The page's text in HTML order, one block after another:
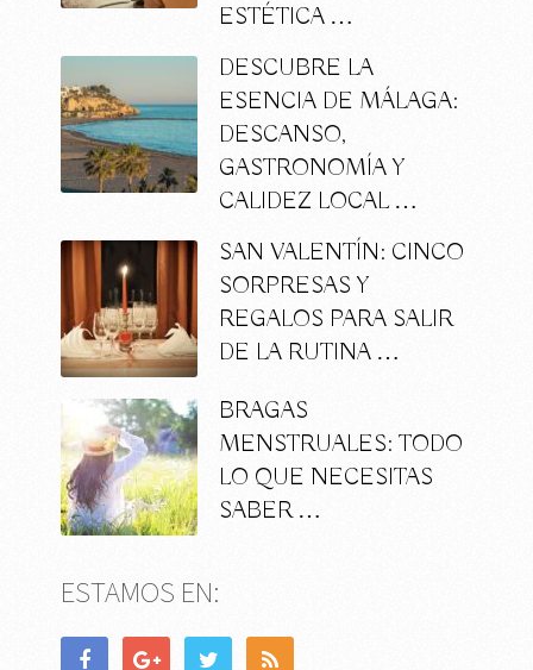
ESTÉTICA …
DESCUBRE LA
ESENCIA DE MÁLAGA:
DESCANSO,
GASTRONOMÍA Y
CALIDEZ LOCAL …
SAN VALENTÍN: CINCO
SORPRESAS Y
REGALOS PARA SALIR
DE LA RUTINA …
BRAGAS
MENSTRUALES: TODO
LO QUE NECESITAS
SABER …
ESTAMOS EN: